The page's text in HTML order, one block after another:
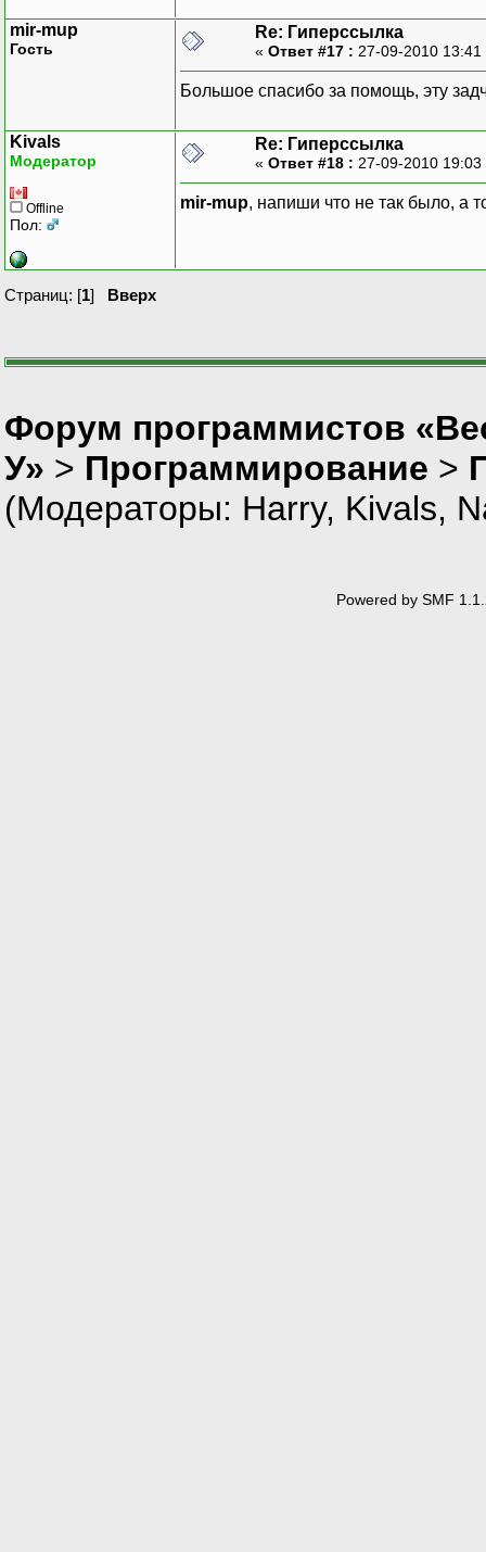
mir-mup
Гость
Re: Гиперссылка
« Ответ #17 : 27-09-2010
Большое спасибо за помощь, эту
Kivals
Модератор
Offline
Пол:
Re: Гиперссылка
« Ответ #18 : 27-09-2010
mir-mup, напиши что не так было, а
Страниц: [1] Вверх
Форум программистов
У» > Программирование >
(Модераторы: Harry, Kivals,
Powered by SMF